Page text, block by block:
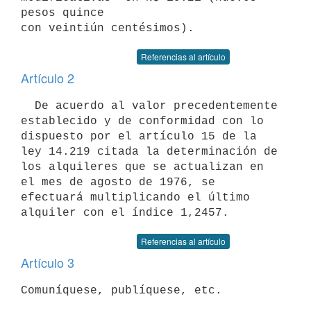
pesos quince
Referencias al artículo
Artículo 2
establecido y de conformidad con lo
dispuesto por el artículo 15 de la
ley 14.219 citada la determinación de
los alquileres que se actualizan en
el mes de agosto de 1976, se
efectuará multiplicando el último
Referencias al artículo
Artículo 3